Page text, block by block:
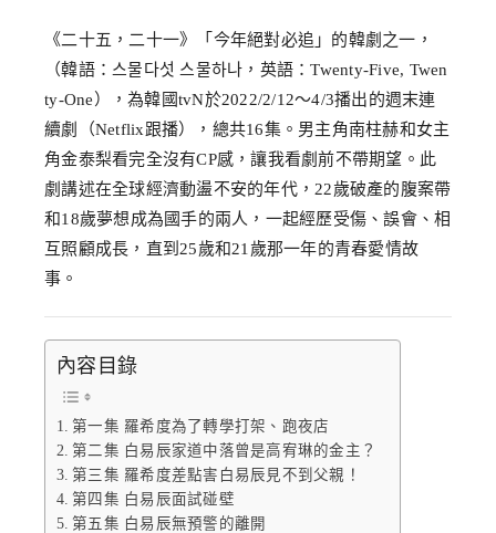
《二十五，二十一》「今年絕對必追」的韓劇之一，
（韓語：스물다섯 스물하나，英語：Twenty-Five, Twen
ty-One），為韓國tvN於2022/2/12～4/3播出的週末連
續劇（Netflix跟播），總共16集。男主角南柱赫和女主
角金泰梨看完全沒有CP感，讓我看劇前不帶期望。此
劇講述在全球經濟動盪不安的年代，22歲破產的腹案帶
和18歲夢想成為國手的兩人，一起經歷受傷、誤會、相
互照顧成長，直到25歲和21歲那一年的青春愛情故
事。
內容目錄
第一集 羅希度為了轉學打架、跑夜店
第二集 白易辰家道中落曾是高宥琳的金主？
第三集 羅希度差點害白易辰見不到父親！
第四集 白易辰面試碰壁
第五集 白易辰無預警的離開